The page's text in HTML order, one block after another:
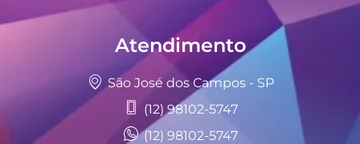
Atendimento
São José dos Campos - SP
(12) 98102-5747
(12) 98102-5747